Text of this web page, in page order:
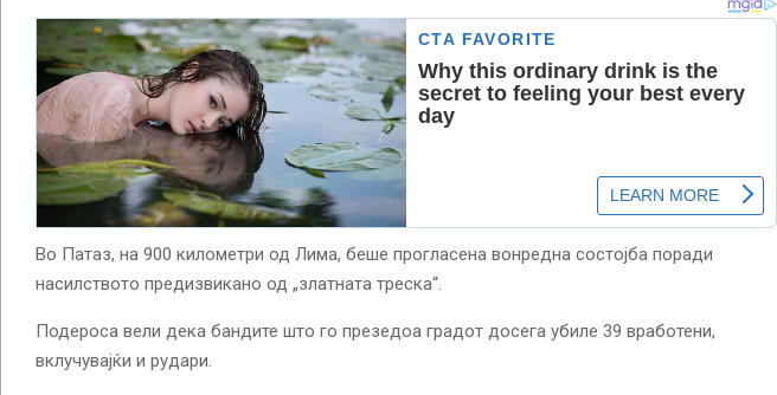
Во Патаз, на 900 километри од Лима, беше прогласена вонредна состојба поради
насилството предизвикано од „златната треска“.
Подероса вели дека бандите што го презедоа градот досега убиле 39 вработени,
вклучувајќи и рудари.